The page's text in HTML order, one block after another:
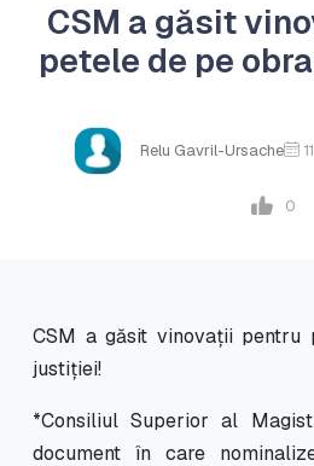
CSM a găsit
petele de pe
Relu Gavril-Ursache
0
CSM a găsit vinovații pentru
justiției!
*Consiliul Superior al
document în care